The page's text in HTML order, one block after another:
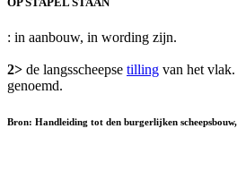
: in aanbouw, in wording zijn.
2> de langsscheepse tilling van het
genoemd.
Bron: Handleiding tot den burgerlijken